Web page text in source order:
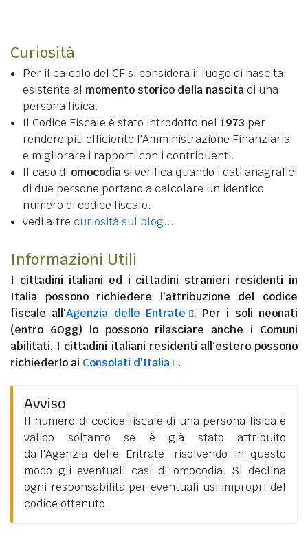
Curiosità
Per il calcolo del CF si considera il luogo di nascita
esistente al momento storico della nascitadi una
persona fisica.
Il Codice Fiscale è stato introdotto nel 1973 per
rendere più efficiente l'Amministrazione Finanziaria
e migliorare i rapporti con i contribuenti.
Il caso di omocodiasi verifica quando i dati anagrafici
di due persone portano a calcolare un identico
numero di codice fiscale.
vedi altre curiosità sul blog...
Informazioni Utili
I cittadini italiani ed i cittadini stranieri residenti in
Italia possono richiedere l'attribuzione del codice
fiscale all'Agenzia delle Entrate
. Per i soli neonati
(entro 60gg) lo possono rilasciare anche i Comuni
abilitati. I cittadini italiani residenti all'esteropossono
richiederlo ai Consolati d'Italia .
Avviso
Il numero di codice fiscale di una persona fisica è
valido soltanto se è già stato attribuito
dall'Agenzia delle Entrate, risolvendo in questo
modo gli eventuali casi di omocodia. Si declina
ogni responsabilità per eventuali usi impropri del
codice ottenuto.